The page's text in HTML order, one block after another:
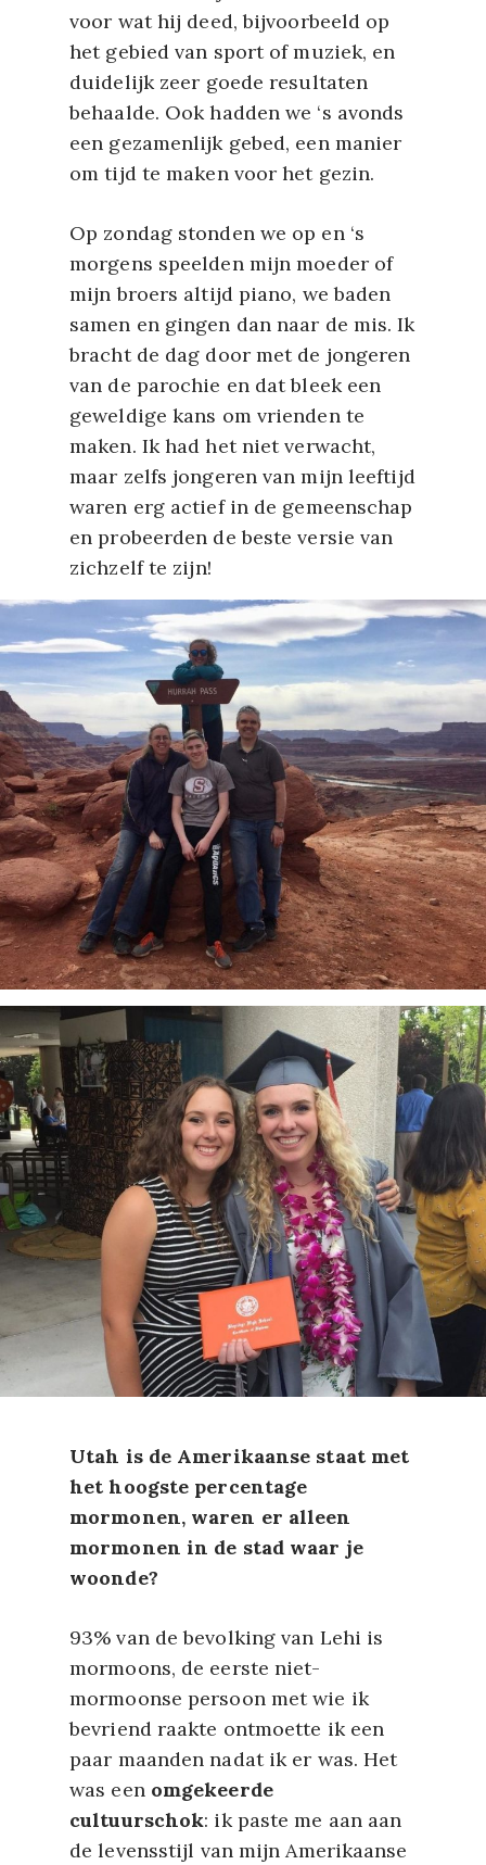
voor wat hij deed, bijvoorbeeld op
het gebied van sport of muziek, en
duidelijk zeer goede resultaten
behaalde. Ook hadden we ‘s avonds
een gezamenlijk gebed, een manier
om tijd te maken voor het gezin.
Op zondag stonden we op en ‘s
morgens speelden mijn moeder of
mijn broers altijd piano, we baden
samen en gingen dan naar de mis. Ik
bracht de dag door met de jongeren
van de parochie en dat bleek een
geweldige kans om vrienden te
maken. Ik had het niet verwacht,
maar zelfs jongeren van mijn leeftijd
waren erg actief in de gemeenschap
en probeerden de beste versie van
zichzelf te zijn!
Utah is de Amerikaanse staat met
het hoogste percentage
mormonen, waren er alleen
mormonen in de stad waar je
woonde?
93% van de bevolking van Lehi is
mormoons, de eerste niet-
mormoonse persoon met wie ik
bevriend raakte ontmoette ik een
paar maanden nadat ik er was. Het
was een omgekeerde
cultuurschok: ik paste me aan aan
de levensstijl van mijn Amerikaanse